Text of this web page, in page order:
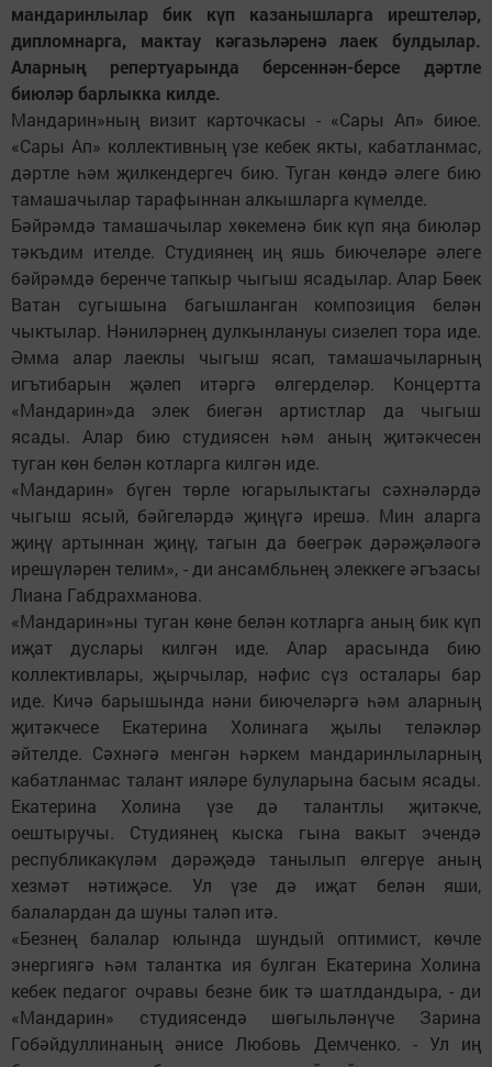
мандаринлылар бик күп казанышларга ирештеләр,
дипломнарга, мактау кәгазьләренә лаек булдылар.
Аларның репертуарында берсеннән-берсе дәртле
биюләр барлыкка килде.
Мандарин»ның визит карточкасы - «Сары Ап» биюе.
«Сары Ап» коллективның үзе кебек якты, кабатланмас,
дәртле һәм җилкендергеч бию. Туган көндә әлеге бию
тамашачылар тарафыннан алкышларга күмелде.
Бәйрәмдә тамашачылар хөкеменә бик күп яңа биюләр
тәкъдим ителде. Студиянең иң яшь биючеләре әлеге
бәйрәмдә беренче тапкыр чыгыш ясадылар. Алар Бөек
Ватан сугышына багышланган композиция белән
чыктылар. Нәниләрнең дулкынлануы сизелеп тора иде.
Әмма алар лаеклы чыгыш ясап, тамашачыларның
игътибарын җәлеп итәргә өлгерделәр. Концертта
«Мандарин»да элек биегән артистлар да чыгыш
ясады. Алар бию студиясен һәм аның җитәкчесен
туган көн белән котларга килгән иде.
«Мандарин» бүген төрле югарылыктагы сәхнәләрдә
чыгыш ясый, бәйгеләрдә җиңүгә ирешә. Мин аларга
җиңү артыннан җиңү, тагын да бөегрәк дәрәҗәләогә
ирешүләрен телим», - ди ансамбльнең элеккеге әгъзасы
Лиана Габдрахманова.
«Мандарин»ны туган көне белән котларга аның бик күп
иҗат дуслары килгән иде. Алар арасында бию
коллективлары, җырчылар, нәфис сүз осталары бар
иде. Кичә барышында нәни биючеләргә һәм аларның
җитәкчесе Екатерина Холинага җылы теләкләр
әйтелде. Сәхнәгә менгән һәркем мандаринлыларның
кабатланмас талант ияләре булуларына басым ясады.
Екатерина Холина үзе дә талантлы җитәкче,
оештыручы. Студиянең кыска гына вакыт эчендә
республикакүләм дәрәҗәдә танылып өлгерүе аның
хезмәт нәтиҗәсе. Ул үзе дә иҗат белән яши,
балалардан да шуны таләп итә.
«Безнең балалар юлында шундый оптимист, көчле
энергиягә һәм талантка ия булган Екатерина Холина
кебек педагог очравы безне бик тә шатлдандыра, - ди
«Мандарин» студиясендә шөгыльләнүче Зарина
Гобәйдуллинаның әнисе Любовь Демченко. - Ул иң